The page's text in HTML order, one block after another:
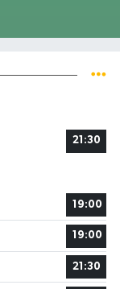
21:30
19:00
19:00
21:30